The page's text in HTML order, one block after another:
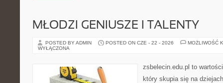
MŁODZI GENIUSZE I TALENTY
POSTED BY ADMIN POSTED ON CZE - 22 - 2026
MOŻLIWOŚĆ
WYŁĄCZONA
zsbelecin.edu.pl to
który skupia się na